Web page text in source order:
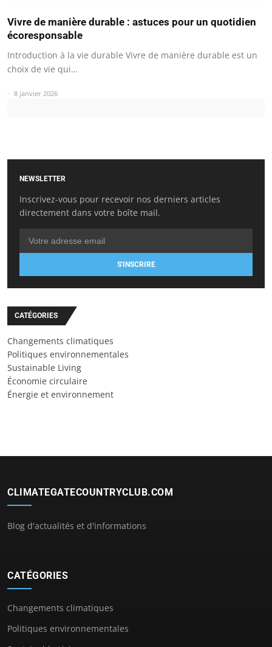
Vivre de manière durable : astuces pour un quotidien
écoresponsable
Introduction à la vie durable Vivre de manière durable est un
choix de vie qui…
8 janvier 2026
NEWSLETTER
Inscrivez-vous pour recevoir nos derniers articles
directement dans votre boîte mail.
S'INSCRIRE
CATÉGORIES
Changements climatiques
Politiques environnementales
Sustainable Living
Économie circulaire
Énergie et environnement
CLIMATEGATECOUNTRYCLUB.COM
Blog d'actualités et d'informations
CATÉGORIES
Changements climatiques
Politiques environnementales